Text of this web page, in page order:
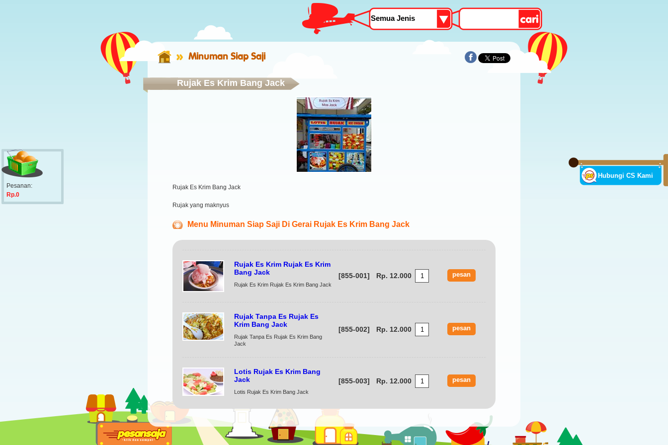
Hubungi CS Kami
Pesanan:
Rp.0
Minuman Siap Saji
Rujak Es Krim Bang Jack
Rujak Es Krim Bang Jack
Rujak yang maknyus
Menu Minuman Siap Saji Di Gerai Rujak Es Krim Bang Jack
Rujak Es Krim Rujak Es Krim
Bang Jack
Rujak Es Krim Rujak Es Krim Bang Jack
[855-001] Rp. 12.000
Rujak Tanpa Es Rujak Es
Krim Bang Jack
Rujak Tanpa Es Rujak Es Krim Bang
Jack
[855-002] Rp. 12.000
Lotis Rujak Es Krim Bang
Jack
Lotis Rujak Es Krim Bang Jack
[855-003] Rp. 12.000